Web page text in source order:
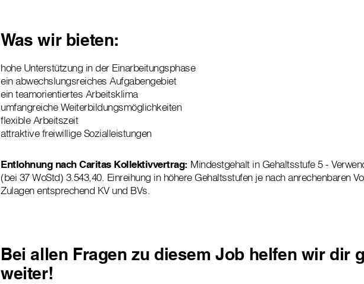
Was wir bieten:
hohe Unterstützung in der Einarbeitungsphase
ein abwechslungsreiches Aufgabengebiet
ein teamorientiertes Arbeitsklima
umfangreiche Weiterbildungsmöglichkeiten
flexible Arbeitszeit
attraktive freiwillige Sozialleistungen
Entlohnung nach Caritas Kollektivvertrag: Mindestgehalt in Gehaltsstufe 5 -
(bei 37 WoStd) 3.543,40. Einreihung in höhere Gehaltsstufen je nach anrechenbaren
Zulagen entsprechend KV und BVs.
Bei allen Fragen zu diesem Job helfen wir dir
weiter!